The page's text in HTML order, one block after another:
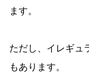
ます。
ただし、イレギュ
もあります。